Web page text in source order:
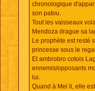
chronologique
son patou.
Tout les vaisseaux
Mendoza drague sa
Le prophète est resté
princesse sous le
Et ambrobro cotois
ennemis/opposants
lui.
Quand à Mei li, elle